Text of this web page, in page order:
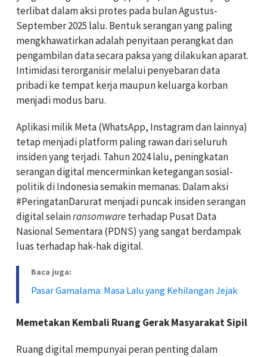
terlibat dalam aksi protes pada bulan Agustus-
September 2025 lalu. Bentuk serangan yang paling
mengkhawatirkan adalah penyitaan perangkat dan
pengambilan data secara paksa yang dilakukan aparat.
Intimidasi terorganisir melalui penyebaran data
pribadi ke tempat kerja maupun keluarga korban
menjadi modus baru.
Aplikasi milik Meta (WhatsApp, Instagram dan lainnya)
tetap menjadi platform paling rawan dari seluruh
insiden yang terjadi. Tahun 2024 lalu, peningkatan
serangan digital mencerminkan ketegangan sosial-
politik di Indonesia semakin memanas. Dalam aksi
#PeringatanDarurat menjadi puncak insiden serangan
digital selainransomwareterhadap Pusat Data
Nasional Sementara (PDNS) yang sangat berdampak
luas terhadap hak-hak digital.
Baca juga:
Pasar Gamalama: Masa Lalu yang Kehilangan Jejak
Memetakan Kembali Ruang Gerak Masyarakat Sipil
Ruang digital mempunyai peran penting dalam